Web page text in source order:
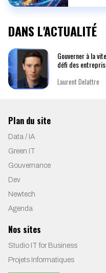
DANS L'ACTUALITÉ
Gouverner à la
défi des
Laurent Delattre
Plan du site
Data / IA
Green IT
Gouvernance
Dev
Newtech
Agenda
Nos sites
Studio IT for Business
Projets Informatiques